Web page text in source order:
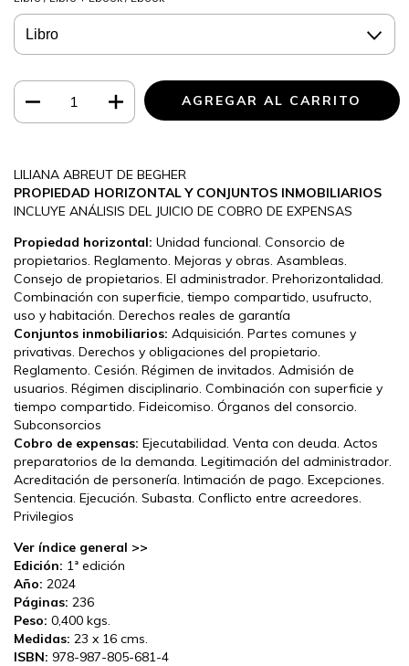
LILIANA ABREUT DE BEGHER
PROPIEDAD HORIZONTAL Y CONJUNTOS INMOBILIARIOS
INCLUYE ANÁLISIS DEL JUICIO DE COBRO DE EXPENSAS
Propiedad horizontal: Unidad funcional. Consorcio de
propietarios. Reglamento. Mejoras y obras. Asambleas.
Consejo de propietarios. El administrador. Prehorizontalidad.
Combinación con superficie, tiempo compartido, usufructo,
uso y habitación. Derechos reales de garantía
Conjuntos inmobiliarios: Adquisición. Partes comunes y
privativas. Derechos y obligaciones del propietario.
Reglamento. Cesión. Régimen de invitados. Admisión de
usuarios. Régimen disciplinario. Combinación con superficie y
tiempo compartido. Fideicomiso. Órganos del consorcio.
Subconsorcios
Cobro de expensas: Ejecutabilidad. Venta con deuda. Actos
preparatorios de la demanda. Legitimación del administrador.
Acreditación de personería. Intimación de pago. Excepciones.
Sentencia. Ejecución. Subasta. Conflicto entre acreedores.
Privilegios
Ver índice general >>
Edición: 1ª edición
Año: 2024
Páginas: 236
Peso: 0,400 kgs.
Medidas: 23 x 16 cms.
ISBN: 978-987-805-681-4